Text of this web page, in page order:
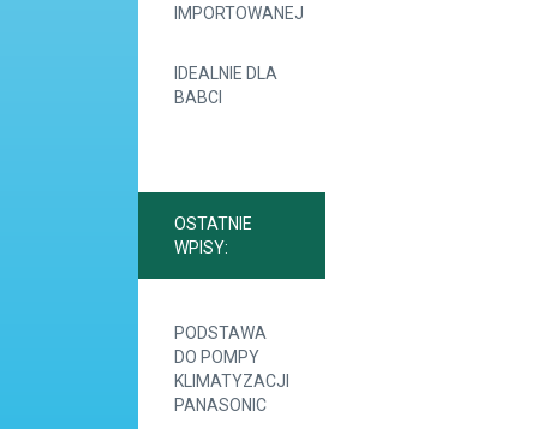
IMPORTOWANEJ
IDEALNIE DLA
BABCI
OSTATNIE
WPISY:
PODSTAWA
DO POMPY
KLIMATYZACJI
PANASONIC